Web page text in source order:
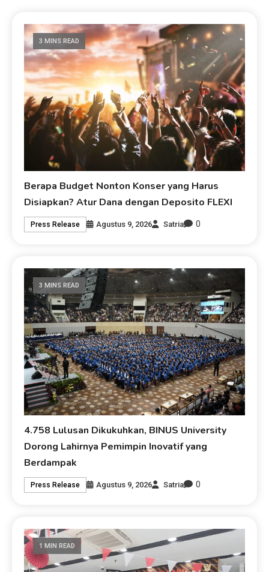
3 MINS READ
Berapa Budget Nonton Konser yang Harus
Disiapkan? Atur Dana dengan Deposito FLEXI
Press Release Agustus 9, 2026 Satria 0
3 MINS READ
4.758 Lulusan Dikukuhkan, BINUS University
Dorong Lahirnya Pemimpin Inovatif yang
Berdampak
Press Release Agustus 9, 2026 Satria 0
1 MIN READ